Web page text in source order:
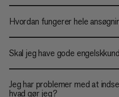
Hvordan fungerer hele
Skal jeg have gode
Jeg har problemer med at
hvad gør jeg?